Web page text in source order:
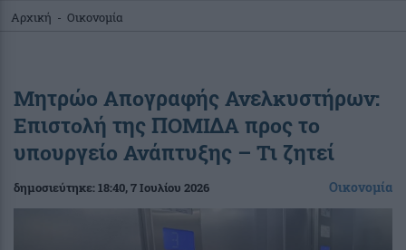
Αρχική - Οικονομία
Μητρώο Απογραφής Ανελκυστήρων:
Επιστολή της ΠΟΜΙΔΑ προς το
υπουργείο Ανάπτυξης – Τι ζητεί
δημοσιεύτηκε:18:40, 7 Ιουλίου 2026 Οικονομία